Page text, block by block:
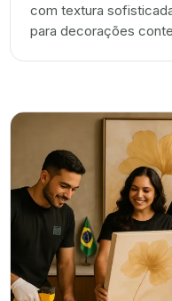
com textura
para decorações